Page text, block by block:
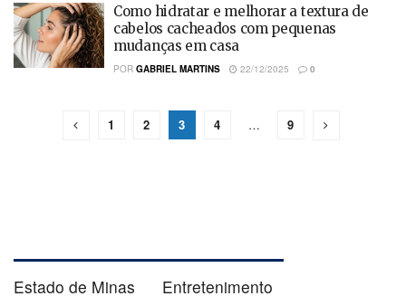
Como hidratar e melhorar a textura de
cabelos cacheados com pequenas
mudanças em casa
POR GABRIEL MARTINS 22/12/2025 0
1 2 3 4 … 9
Estado de Minas Entretenimento